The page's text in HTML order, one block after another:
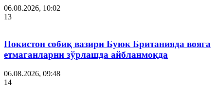
06.08.2026, 10:02
13
Покистон собиқ вазири Буюк Британияда вояга
етмаганларни зўрлашда айбланмоқда
06.08.2026, 09:48
14